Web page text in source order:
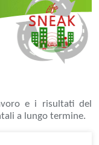
e i risultati del
a lungo termine.